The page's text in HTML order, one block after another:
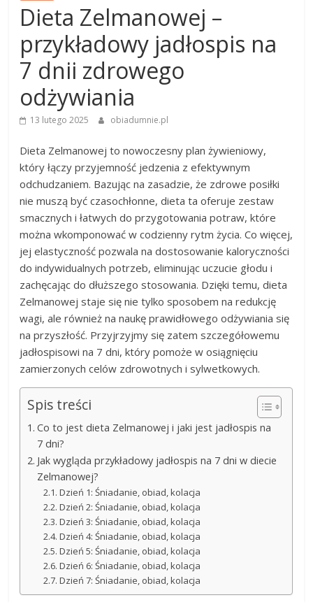
Dieta Zelmanowej –
przykładowy jadłospis na
7 dnii zdrowego
odżywiania
13 lutego 2025 obiadumnie.pl
Dieta Zelmanowej to nowoczesny plan żywieniowy,
który łączy przyjemność jedzenia z efektywnym
odchudzaniem. Bazując na zasadzie, że zdrowe posiłki
nie muszą być czasochłonne, dieta ta oferuje zestaw
smacznych i łatwych do przygotowania potraw, które
można wkomponować w codzienny rytm życia. Co więcej,
jej elastyczność pozwala na dostosowanie kaloryczności
do indywidualnych potrzeb, eliminując uczucie głodu i
zachęcając do dłuższego stosowania. Dzięki temu, dieta
Zelmanowej staje się nie tylko sposobem na redukcję
wagi, ale również na naukę prawidłowego odżywiania się
na przyszłość. Przyjrzyjmy się zatem szczegółowemu
jadłospisowi na 7 dni, który pomoże w osiągnięciu
zamierzonych celów zdrowotnych i sylwetkowych.
Spis treści
Co to jest dieta Zelmanowej i jaki jest jadłospis na
7 dni?
Jak wygląda przykładowy jadłospis na 7 dni w diecie
Zelmanowej?
Dzień 1: Śniadanie, obiad, kolacja
Dzień 2: Śniadanie, obiad, kolacja
Dzień 3: Śniadanie, obiad, kolacja
Dzień 4: Śniadanie, obiad, kolacja
Dzień 5: Śniadanie, obiad, kolacja
Dzień 6: Śniadanie, obiad, kolacja
Dzień 7: Śniadanie, obiad, kolacja